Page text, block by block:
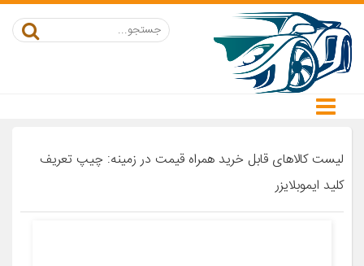
لیست کالاهای قابل خرید همراه قیمت در زمینه: چیپ تعریف
کلید ایموبلایزر